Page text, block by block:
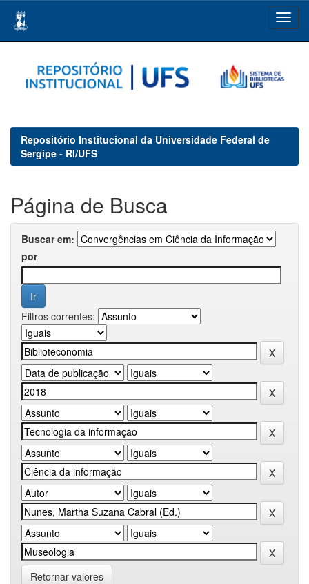
navigation
Repositório Institucional da Universidade Federal de
Sergipe - RI/UFS
Página de Busca
Buscar em:
por
Filtros correntes:
Retornar valores